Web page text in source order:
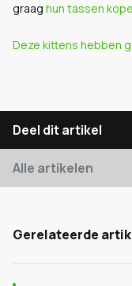
graag hun tassen
Deze kittens hebben
Deel dit artikel
Alle artikelen
Gerelateerde